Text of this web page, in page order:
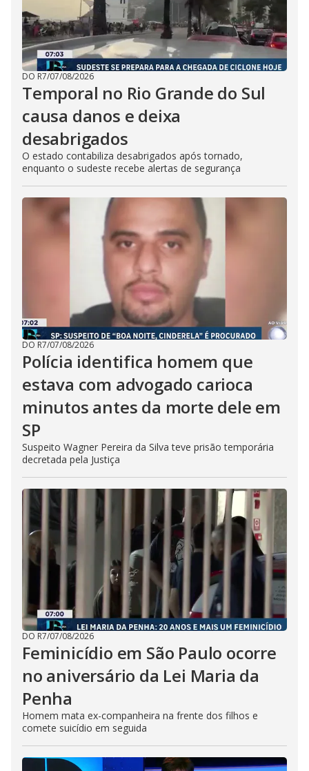
DO R7/07/08/2026
Temporal no Rio Grande do Sul
causa danos e deixa
desabrigados
O estado contabiliza desabrigados após tornado,
enquanto o sudeste recebe alertas de segurança
DO R7/07/08/2026
Polícia identifica homem que
estava com advogado carioca
minutos antes da morte dele em
SP
Suspeito Wagner Pereira da Silva teve prisão temporária
decretada pela Justiça
DO R7/07/08/2026
Feminicídio em São Paulo ocorre
no aniversário da Lei Maria da
Penha
Homem mata ex-companheira na frente dos filhos e
comete suicídio em seguida